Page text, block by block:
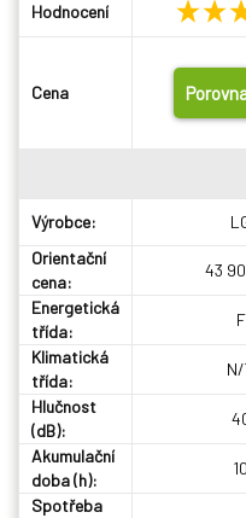
Hodnocení
Cena
Výrobce:
Orientační
cena:
43
Energetická
třída:
F
Klimatická
třída:
Hlučnost
(dB):
Akumulační
doba (h):
10
Spotřeba